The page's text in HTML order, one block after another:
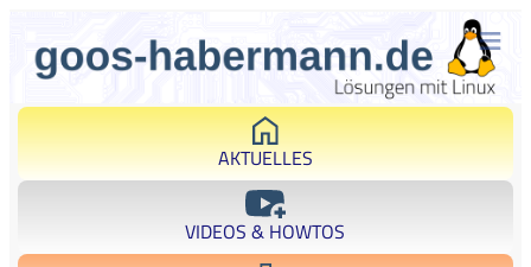
AKTUELLES
VIDEOS & HOWTOS